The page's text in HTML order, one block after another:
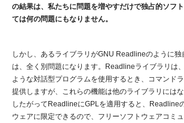
の結果は、私たちに問題を増やすだけで独占的ソフ
ては何の問題にもなりません。
しかし、あるライブラリがGNU Readlineのように
は、全く別問題になります。Readlineライブラリは
ような対話型プログラムを使用するとき、コマンド
提供しますが、これらの機能は他のライブラリにはな
したがってReadlineにGPLを適用すると、Readline
ウェアに限定できるので、フリーソフトウェアコミ